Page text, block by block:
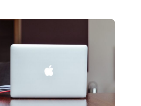
ПОМОГАЮТ
СОЗДАВАТЬ
БЕЗ
СЛОЖНОГО